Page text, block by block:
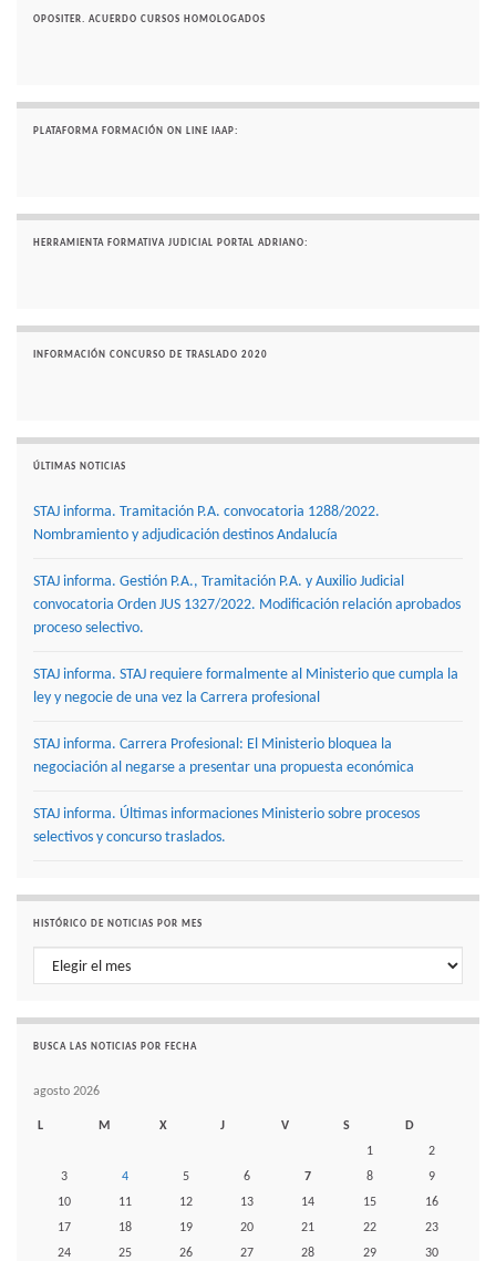
OPOSITER. ACUERDO CURSOS HOMOLOGADOS
PLATAFORMA FORMACIÓN ON LINE IAAP:
HERRAMIENTA FORMATIVA JUDICIAL PORTAL ADRIANO:
INFORMACIÓN CONCURSO DE TRASLADO 2020
ÚLTIMAS NOTICIAS
STAJ informa. Tramitación P.A. convocatoria 1288/2022.
Nombramiento y adjudicación destinos Andalucía
STAJ informa. Gestión P.A., Tramitación P.A. y Auxilio Judicial
convocatoria Orden JUS 1327/2022. Modificación relación aprobados
proceso selectivo.
STAJ informa. STAJ requiere formalmente al Ministerio que cumpla la
ley y negocie de una vez la Carrera profesional
STAJ informa. Carrera Profesional: El Ministerio bloquea la
negociación al negarse a presentar una propuesta económica
STAJ informa. Últimas informaciones Ministerio sobre procesos
selectivos y concurso traslados.
HISTÓRICO DE NOTICIAS POR MES
Histórico de noticias por mes
BUSCA LAS NOTICIAS POR FECHA
agosto 2026
L M X J V S
D
1
2
3
4 5 6 7 8
9
10
11 12 13 14 15
16
17
18 19 20 21 22
23
24
25 26 27 28 29
30